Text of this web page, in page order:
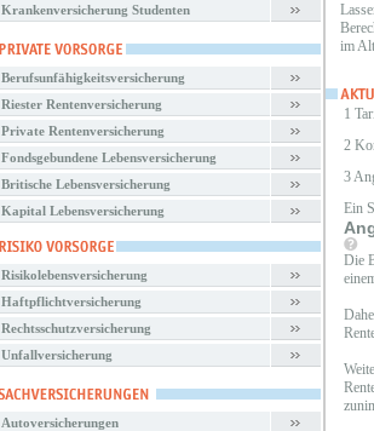
Krankenversicherung Studenten
Berufsunfähigkeitsversicherung
Riester Rentenversicherung
Private Rentenversicherung
Fondsgebundene Lebensversicherung
Britische Lebensversicherung
Kapital Lebensversicherung
Risikolebensversicherung
Haftpflichtversicherung
Rechtsschutzversicherung
Unfallversicherung
Autoversicherungen
im
1
2
3
Ein
Die